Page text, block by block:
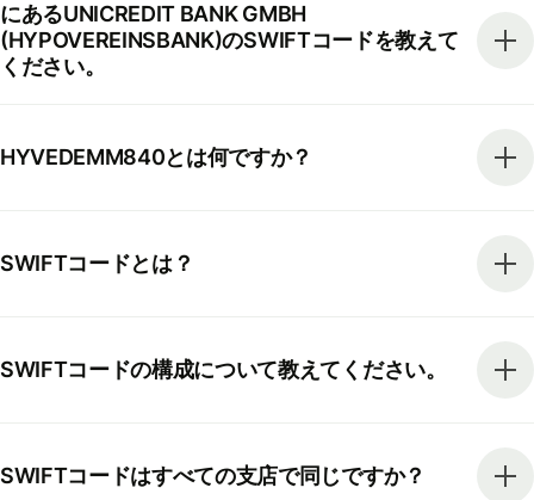
にあるUNICREDIT BANK GMBH
(HYPOVEREINSBANK)のSWIFTコードを教えて
ください。
HYVEDEMM840とは何ですか？
SWIFTコードとは？
SWIFTコードの構成について教えてください。
SWIFTコードはすべての支店で同じですか？